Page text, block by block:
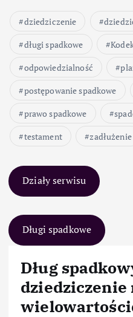
dziedziczenie
długi spadkowe
odpowiedzialność
postępowanie spadkowe
prawo spadkowe
testament
zadłużenie
Działy serwisu
Długi spadkowe
Dług
dziedziczenie